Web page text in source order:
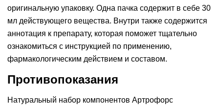
оригинальную упаковку. Одна пачка содержит в себе 30
мл действующего вещества. Внутри также содержится
аннотация к препарату, которая поможет тщательно
ознакомиться с инструкцией по применению,
фармакологическим действием и составом.
Противопоказания
Натуральный набор компонентов Артрофорс